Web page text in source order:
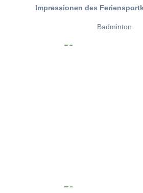
Impressionen des
Badminton